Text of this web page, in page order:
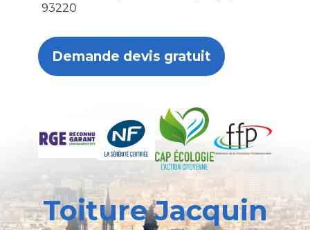
93220
Demande devis gratuit
Toiture Jacquin